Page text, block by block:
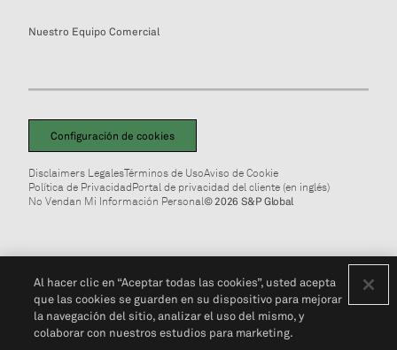
Nuestro Equipo Comercial
Configuración de cookies
Disclaimers LegalesTérminos de UsoAviso de Cookie
Política de PrivacidadPortal de privacidad del cliente (en inglés)
No Vendan Mi Información Personal© 2026 S&P Global
Al hacer clic en “Aceptar todas las cookies”, usted acepta
que las cookies se guarden en su dispositivo para mejorar
la navegación del sitio, analizar el uso del mismo, y
colaborar con nuestros estudios para marketing.